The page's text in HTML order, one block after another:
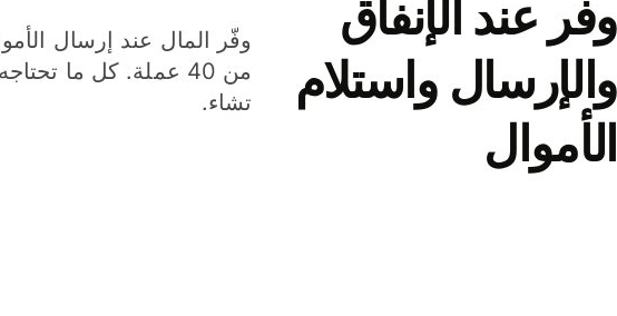
وفر عند الإنفاق
والإرسال واستلام
الأموال
وفّر المال عند إرسال
من 40 عملة. كل ما
تشاء.